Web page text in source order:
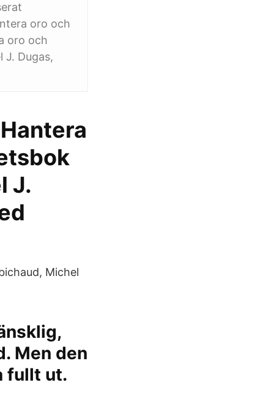
oro och
oro och
J. Dugas,
J.
Michel
Men den
fullt ut.